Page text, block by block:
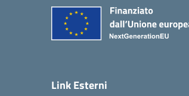
Link Esterni